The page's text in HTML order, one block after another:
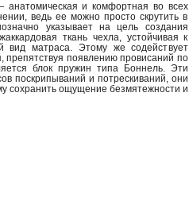
и комфортная во всех
ведь ее можно просто скрутить в
указывает на цель создания
ткань чехла, устойчивая к
вид матраса. Этому же содействует
появлению провисаний по
блок пружин типа Боннель. Эти
поскрипываний и потрескиваний, они
сохранить ощущение безмятежности и